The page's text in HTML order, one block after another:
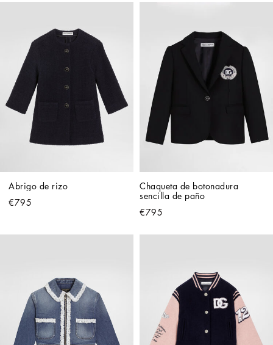
Abrigo de rizo
€795
Chaqueta de botonadura
sencilla de paño
€795